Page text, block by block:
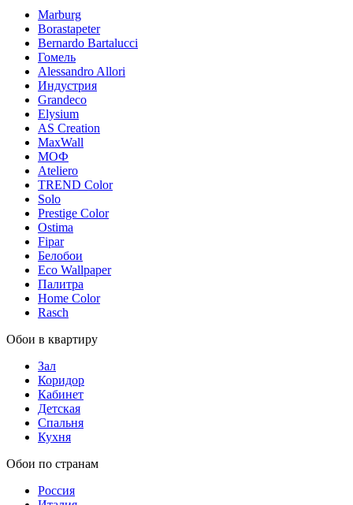
Marburg
Borastapeter
Bernardo Bartalucci
Гомель
Alessandro Allori
Индустрия
Grandeco
Elysium
AS Creation
MaxWall
МОФ
Ateliero
TREND Color
Solo
Prestige Color
Ostima
Fipar
Белобои
Eco Wallpaper
Палитра
Home Color
Rasch
Обои в квартиру
Зал
Коридор
Кабинет
Детская
Спальня
Кухня
Обои по странам
Россия